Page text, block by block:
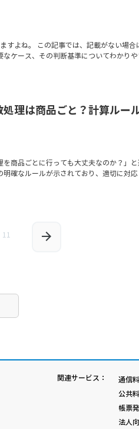
すよね。 この記事では、記載がない場合
ケース、その判断基準についてわかり
理は商品ごと？計算ルー
商品ごとに行っても大丈夫なのか？」
確なルールが示されており、適切に対応
11
関連サービス：
通信
公共
帳票
法人